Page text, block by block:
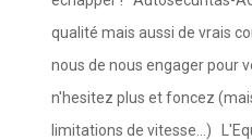
qualité mais aussi de vrais
nous de nous engager pour
n'hesitez plus et foncez
limitations de vitesse...)